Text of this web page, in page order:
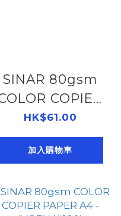
SINAR 80gsm
COPIER
PAPER A4 -
(#130 )
406637420
HK$61.00
加入購物車